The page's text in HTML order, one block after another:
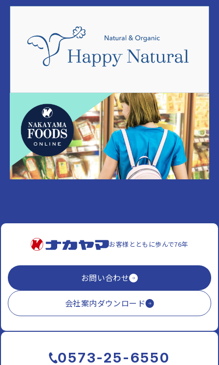
お客様とともに歩んで76年
お問い合わせ
会社案内ダウンロード
0573-25-6550